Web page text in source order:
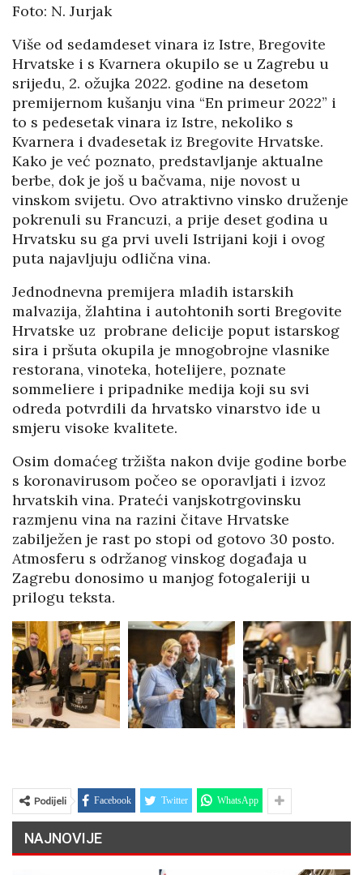
Foto: N. Jurjak
Više od sedamdeset vinara iz Istre, Bregovite
Hrvatske i s Kvarnera okupilo se u Zagrebu u
srijedu, 2. ožujka 2022. godine na desetom
premijernom kušanju vina “En primeur 2022” i
to s pedesetak vinara iz Istre, nekoliko s
Kvarnera i dvadesetak iz Bregovite Hrvatske.
Kako je već poznato, predstavljanje aktualne
berbe, dok je još u bačvama, nije novost u
vinskom svijetu. Ovo atraktivno vinsko druženje
pokrenuli su Francuzi, a prije deset godina u
Hrvatsku su ga prvi uveli Istrijani koji i ovog
puta najavljuju odlična vina.
Jednodnevna premijera mladih istarskih
malvazija, žlahtina i autohtonih sorti Bregovite
Hrvatske uz probrane delicije poput istarskog
sira i pršuta okupila je mnogobrojne vlasnike
restorana, vinoteka, hotelijere, poznate
sommeliere i pripadnike medija koji su svi
odreda potvrdili da hrvatsko vinarstvo ide u
smjeru visoke kvalitete.
Osim domaćeg tržišta nakon dvije godine borbe
s koronavirusom počeo se oporavljati i izvoz
hrvatskih vina. Prateći vanjskotrgovinsku
razmjenu vina na razini čitave Hrvatske
zabilježen je rast po stopi od gotovo 30 posto.
Atmosferu s održanog vinskog događaja u
Zagrebu donosimo u manjog fotogaleriji u
prilogu teksta.
Podijeli Facebook Twitter WhatsApp
NAJNOVIJE